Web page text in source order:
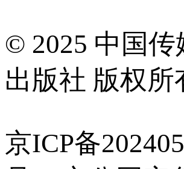
© 2025 中国传
出版社 版权所
京ICP备